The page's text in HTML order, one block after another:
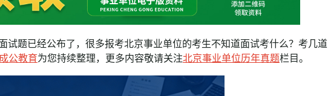
题已经公布了，很多报考北京事业单位的考生不知道面试考什么？考几道
成公教育为您持续整理，更多内容敬请关注北京事业单位历年真题栏目。